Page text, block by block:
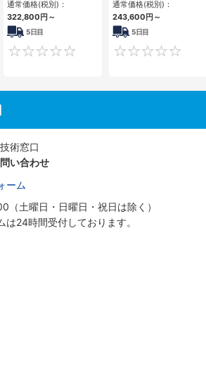
0
通常価格(税別)：
322,800円～
5日目
0
通常価格(税別)：
243,600円～
5日目
術窓口
い合わせ
ーム
土曜日・日曜日・祝日は除く）
24時間受付しております。